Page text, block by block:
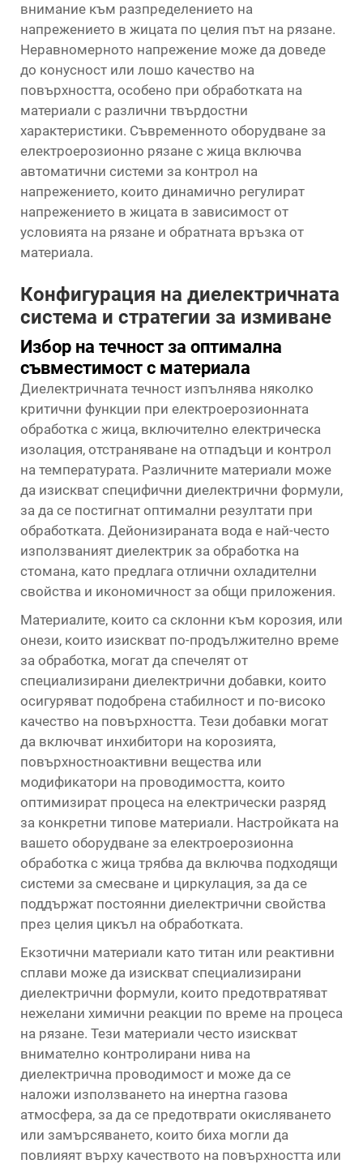
внимание към разпределението на
напрежението в жицата по целия път на рязане.
Неравномерното напрежение може да доведе
до конусност или лошо качество на
повърхността, особено при обработката на
материали с различни твърдостни
характеристики. Съвременното оборудване за
електроерозионно рязане с жица включва
автоматични системи за контрол на
напрежението, които динамично регулират
напрежението в жицата в зависимост от
условията на рязане и обратната връзка от
материала.
Конфигурация на диелектричната
система и стратегии за измиване
Избор на течност за оптимална
съвместимост с материала
Диелектричната течност изпълнява няколко
критични функции при електроерозионната
обработка с жица, включително електрическа
изолация, отстраняване на отпадъци и контрол
на температурата. Различните материали може
да изискват специфични диелектрични формули,
за да се постигнат оптимални резултати при
обработката. Дейонизираната вода е най-често
използваният диелектрик за обработка на
стомана, като предлага отлични охладителни
свойства и икономичност за общи приложения.
Материалите, които са склонни към корозия, или
онези, които изискват по-продължително време
за обработка, могат да спечелят от
специализирани диелектрични добавки, които
осигуряват подобрена стабилност и по-високо
качество на повърхността. Тези добавки могат
да включват инхибитори на корозията,
повърхностноактивни вещества или
модификатори на проводимостта, които
оптимизират процеса на електрически разряд
за конкретни типове материали. Настройката на
вашето оборудване за електроерозионна
обработка с жица трябва да включва подходящи
системи за смесване и циркулация, за да се
поддържат постоянни диелектрични свойства
през целия цикъл на обработката.
Екзотични материали като титан или реактивни
сплави може да изискват специализирани
диелектрични формули, които предотвратяват
нежелани химични реакции по време на процеса
на рязане. Тези материали често изискват
внимателно контролирани нива на
диелектрична проводимост и може да се
наложи използването на инертна газова
атмосфера, за да се предотврати окисляването
или замърсяването, които биха могли да
повлияят върху качеството на повърхността или